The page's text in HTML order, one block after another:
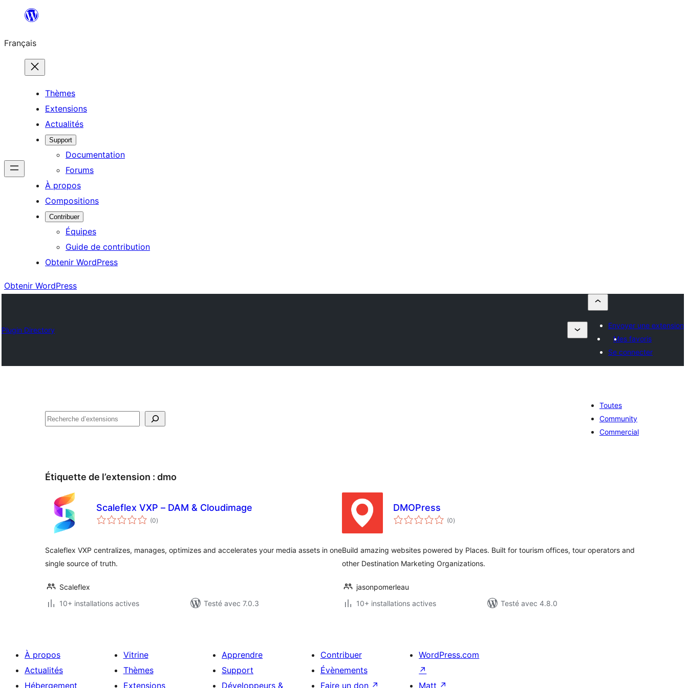
contenu
Français
Thèmes
Extensions
Actualités
Support
Documentation
Forums
À propos
Compositions
Contribuer
Équipes
Guide de contribution
Obtenir WordPress
Obtenir WordPress
Plugin Directory
Envoyer une extension
Mes favoris
Se connecter
Rechercher
Toutes
Community
Commercial
Étiquette de l’extension : dmo
Scaleflex VXP – DAM & Cloudimage
(0notes
en
)
Scaleflex VXP centralizes, manages, optimizes and accelerates your media assets in one
single source of truth.
Scaleflex
10+ installations actives
Testé avec 7.0.3
DMOPress
(0notes
en
)
Build amazing websites powered by Places. Built for tourism offices, tour operators and
other Destination Marketing Organizations.
jasonpomerleau
10+ installations actives
Testé avec 4.8.0
À propos
Actualités
Hébergement
Vitrine
Thèmes
Extensions
Apprendre
Support
Développeurs &
Contribuer
Évènements
Faire un don ↗
WordPress.com
↗
Matt ↗